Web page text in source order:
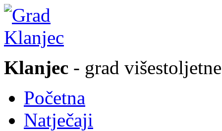
Klanjec - grad
Početna
Natječaji